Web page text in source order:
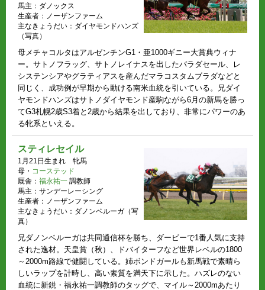
馬主：ダノックス
生産者：ノーザンファーム
主なきょうだい：ダイヤモンドハンズ
（写真）
母メチャコルタはアルゼンチンG1・亜1000ギニー大賞典ウィナ
ー。サトノフラッグ、サトノレイナスを出したバラダセール、レ
システンシアやグラティアスを産んだマラコスタムブラダなどと
同じく、成功例が早期から動ける南米血統を引いている。兄ダイ
ヤモンドハンズはサトノダイヤモンド産駒ながら6月の新馬を勝っ
てG3札幌2歳S3着と2歳から結果を出しており、非常にパワーのあ
る牝系といえる。
スティレセイル
1月21日生まれ 牝馬
母・ コーステッド
厩舎： 福永祐一 調教師
馬主：サンデーレーシング
生産者：ノーザンファーム
主なきょうだい：ダノンベルーガ（写
真）
兄ダノンベルーガは共同通信杯を勝ち、ダービーで1番人気に支持
された逸材。天皇賞（秋）、ドバイターフなど世界レベルの1800
～2000m路線で健闘している。姉ボンドガールも新馬戦で素晴ら
しいラップを計時し、高い素質を満天下に示した。ハズレのない
血統に新鋭・福永祐一調教師のタッグで、マイル～2000mあたり